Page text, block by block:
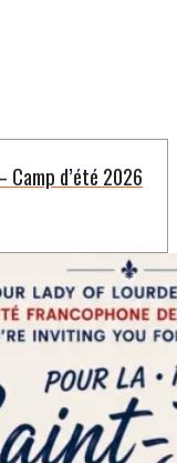
Camp d’été 2026